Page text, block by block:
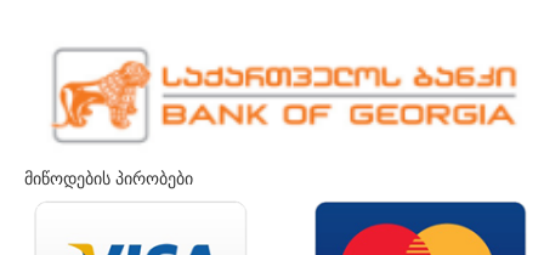
მიწოდების პირობები